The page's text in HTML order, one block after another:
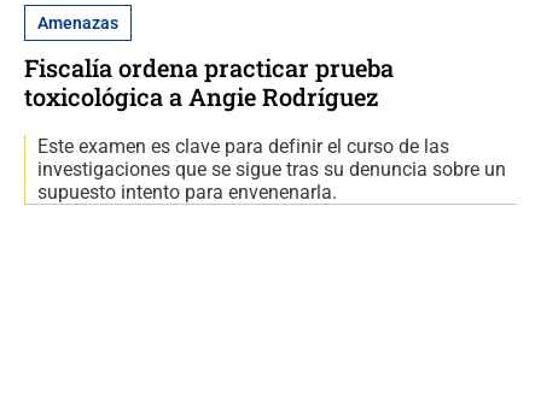
Amenazas
Fiscalía ordena practicar prueba
toxicológica a Angie Rodríguez
Este examen es clave para definir el curso de las
investigaciones que se sigue tras su denuncia sobre un
supuesto intento para envenenarla.